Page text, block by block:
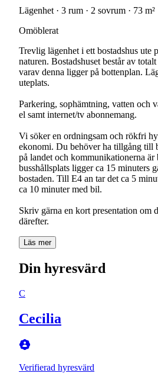
Lägenhet · 3 rum · 2 sovrum · 73 m²
Omöblerat
Trevlig lägenhet i ett bostadshus ute
naturen. Bostadshuset består av
varav denna ligger på bottenplan.
uteplats.
Parkering, sophämtning, vatten och
el samt internet/tv abonnemang.
Vi söker en ordningsam och rökfri
ekonomi. Du behöver ha tillgång till
på landet och kommunikationerna är
busshållsplats ligger ca 15 minuters
bostaden. Till E4 an tar det ca 5
ca 10 minuter med bil.
Skriv gärna en kort presentation om
därefter.
Läs mer
Din hyresvärd
C
Cecilia
Verifierad hyresvärd